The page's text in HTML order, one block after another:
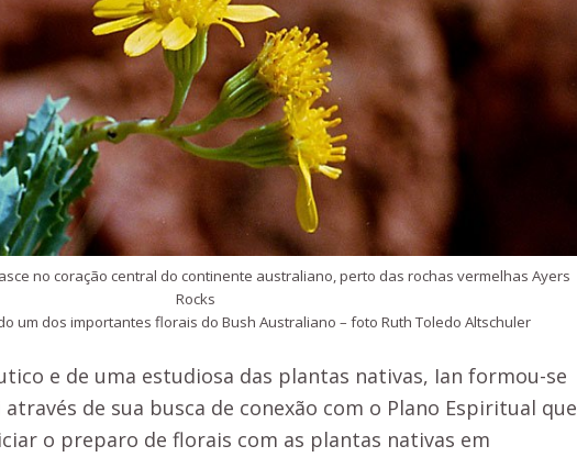
no coração central do continente australiano, perto das rochas vermelhas Ayers
Rocks
um dos importantes florais do Bush Australiano – foto Ruth Toledo Altschuler
e de uma estudiosa das plantas nativas, Ian formou-se
de sua busca de conexão com o Plano Espiritual que
o preparo de florais com as plantas nativas em